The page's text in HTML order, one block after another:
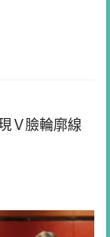
Ｖ臉輪廓線